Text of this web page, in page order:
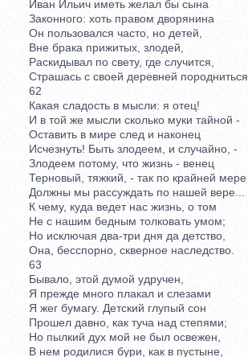
Иван Ильич иметь желал бы сына
Законного: хоть правом дворянина
Он пользовался часто, но детей,
Вне брака прижитых, злодей,
Раскидывал по свету, где случится,
Страшась с своей деревней породниться.
62
Какая сладость в мысли: я отец!
И в той же мысли сколько муки тайной -
Оставить в мире след и наконец
Исчезнуть! Быть злодеем, и случайно, -
Злодеем потому, что жизнь - венец
Терновый, тяжкий, - так по крайней мере
Должны мы рассуждать по нашей вере...
К чему, куда ведет нас жизнь, о том
Не с нашим бедным толковать умом;
Но исключая два-три дня да детство,
Она, бесспорно, скверное наследство.
63
Бывало, этой думой удручен,
Я прежде много плакал и слезами
Я жег бумагу. Детский глупый сон
Прошел давно, как туча над степями;
Но пылкий дух мой не был освежен,
В нем родилися бури, как в пустыне,